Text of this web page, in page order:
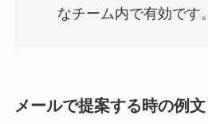
なチーム内で有効です。
メールで提案する時の例文